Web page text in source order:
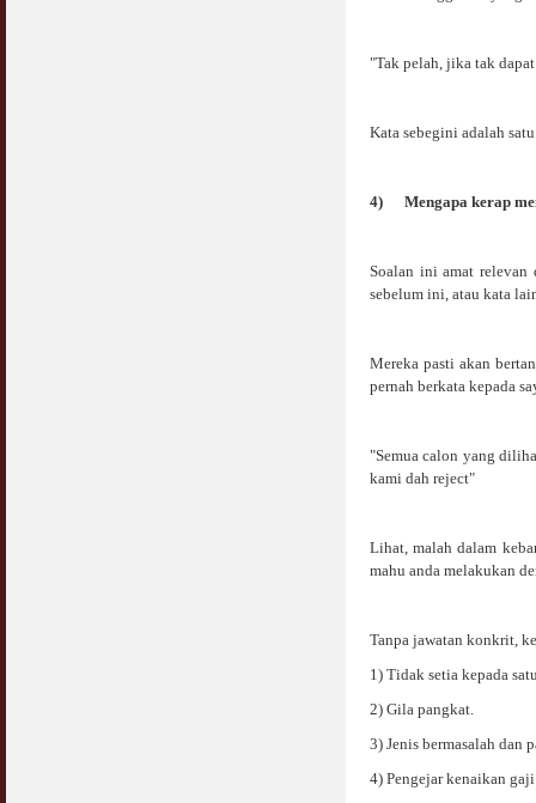
"Tak pelah, jika tak
Kata sebegini adalah
4) Mengapa kerap
Soalan ini amat relevan
sebelum ini, atau kata
Mereka pasti akan
pernah berkata kepada
"Semua calon yang
kami dah reject"
Lihat, malah dalam
mahu anda melakukan
Tanpa jawatan konkrit,
1) Tidak setia kepada
2) Gila pangkat.
3) Jenis bermasalah dan
4) Pengejar kenaikan